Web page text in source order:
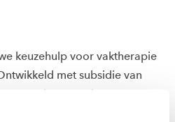
keuzehulp voor vaktherapie
met subsidie van
verwijzers en therapeuten
behandeling.